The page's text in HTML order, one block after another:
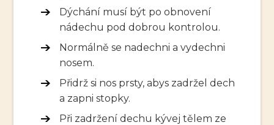
Dýchání musí být po obnovení
nádechu pod dobrou kontrolou.
Normálně se nadechni a vydechni
nosem.
Přidrž si nos prsty, abys zadržel dech
a zapni stopky.
Při zadržení dechu kývej tělem ze